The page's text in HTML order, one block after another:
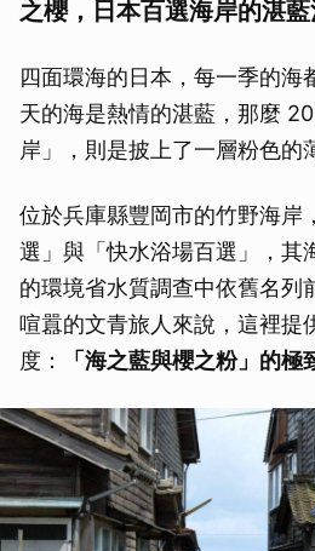
之櫻，日本百選海岸的湛
四面環海的日本，每一季的海
天的海是熱情的湛藍，那麼
岸」，則是披上了一層粉色的
位於兵庫縣豐岡市的竹野海岸
選」與「快水浴場百選」，其
的環境省水質調查中依舊名列
喧囂的文青旅人來說，這裡提
度：
「海之藍與櫻之粉」的極